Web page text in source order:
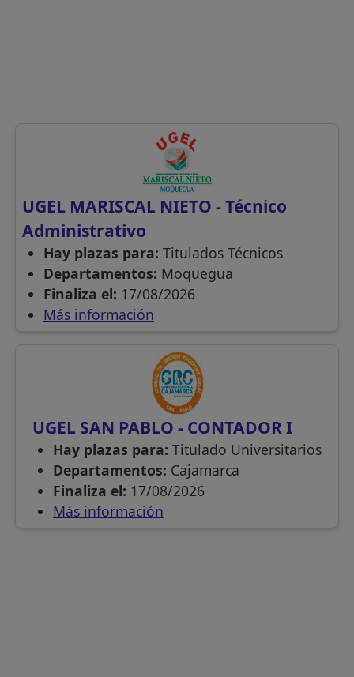
UGEL MARISCAL NIETO - Técnico
Administrativo
Hay plazas para: Titulados Técnicos
Departamentos: Moquegua
Finaliza el: 17/08/2026
Más información
UGEL SAN PABLO - CONTADOR I
Hay plazas para:Titulado Universitarios
Departamentos: Cajamarca
Finaliza el: 17/08/2026
Más información